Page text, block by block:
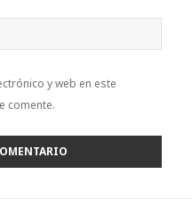
y web en este
comente.